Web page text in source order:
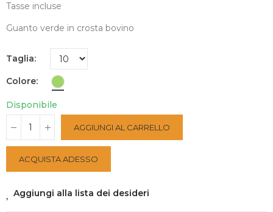
Tasse incluse
Guanto verde in crosta bovino
Taglia
Colore
Disponibile
AGGIUNGI AL CARRELLO
ACQUISTA ADESSO
Aggiungi alla lista dei desideri